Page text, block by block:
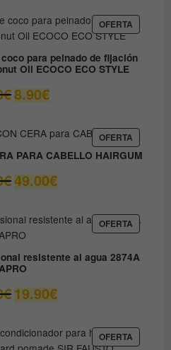
era:
12.30€.
es:
6.15€.
OFERTA
EN
para peinado de fijación
Oil ECOCO ECO STYLE
€ El
precio
era:
9.80€.
8.90€El
precio
es:
8.90€.
OFERTA
EN
OFERTA
PARA CABELLO HAIRGUM
€ El
precio
era:
79.90€.
49.00€El
precio
es:
OFERTA
EN
resistente al agua 2874A
APRO
€ El
precio
era:
19.90€El
precio
es:
OFERTA